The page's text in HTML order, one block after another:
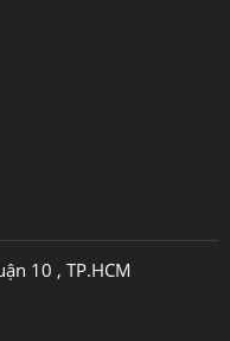
10 , TP.HCM